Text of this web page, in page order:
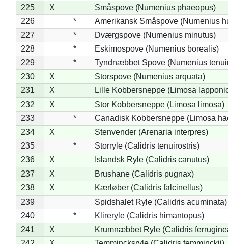
225 X
Småspove (Numenius phaeopus)
226
*
Amerikansk Småspove (Numenius
227
*
Dværgspove (Numenius minutus)
228
*
Eskimospove (Numenius borealis)
229
*
Tyndnæbbet Spove (Numenius
230
X
Storspove (Numenius arquata)
231
X
Lille Kobbersneppe (Limosa
232
X
Stor Kobbersneppe (Limosa limosa)
233
*
Canadisk Kobbersneppe (Limosa
234
X
Stenvender (Arenaria interpres)
235
*
Storryle (Calidris tenuirostris)
236
X
Islandsk Ryle (Calidris canutus)
237
X
Brushane (Calidris pugnax)
238
X
Kærløber (Calidris falcinellus)
239
Spidshalet Ryle (Calidris acuminata)
240
*
Klireryle (Calidris himantopus)
241
X
Krumnæbbet Ryle (Calidris